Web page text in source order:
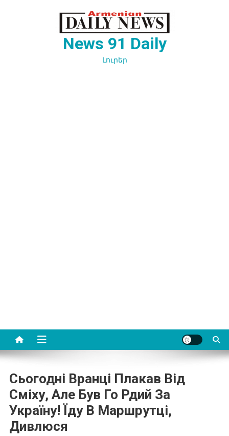
News 91 Daily
Լուրեր
Сьогодні Вранці Плакав Від
Сміху, Але Був Го Рдий За
Україну! Їду В Маршрутці,
Дивлюся